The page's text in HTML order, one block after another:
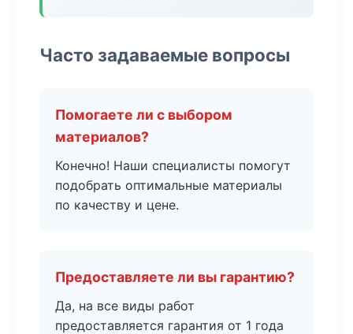
Часто задаваемые вопросы
Помогаете ли с выбором
материалов?
Конечно! Наши специалисты помогут
подобрать оптимальные материалы
по качеству и цене.
Предоставляете ли вы гарантию?
Да, на все виды работ
предоставляется гарантия от 1 года